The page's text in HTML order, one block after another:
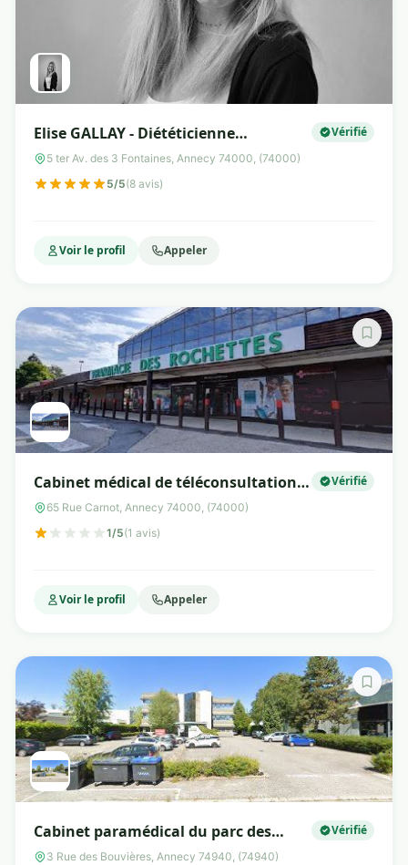
Elise GALLAY - Diététicienne
Nutritionniste - Annecy / Thônes
Vérifié
5 ter Av. des 3 Fontaines, Annecy 74000, (74000)
5/5(8 avis)
Voir le profil Appeler
Cabinet médical de téléconsultation
Tessan
Vérifié
65 Rue Carnot, Annecy 74000, (74000)
1/5(1 avis)
Voir le profil Appeler
Cabinet paramédical du parc des
Glaisins
Vérifié
3 Rue des Bouvières, Annecy 74940, (74940)